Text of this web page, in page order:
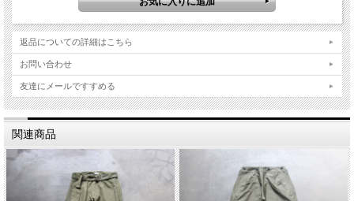
●商品の品質タグの写真に関しては、アトランダムに選んだ中から撮影しておりま
すので、写真と異なるモノもございますので、予めご了承下さいませ。
MODEL/175cm/62kg/170-180 / 80 / 80/ BEIGE 着用
MODEL着用アイテム/
JKT/CURLY/ANCOATS BDU BLOUSON
INNER/CURLY/CLOUDY L/S SHIRTS Panel Stripe
BOTTOMS/DEAD STOCK MILITARY / GERMAN ARMY 90s MOLESKIN CARGO
PANTS
SHOES/SLACK/LUMOA FUR
返品についての詳細はこちら
お問い合わせ
友達にメールですすめる
関連商品